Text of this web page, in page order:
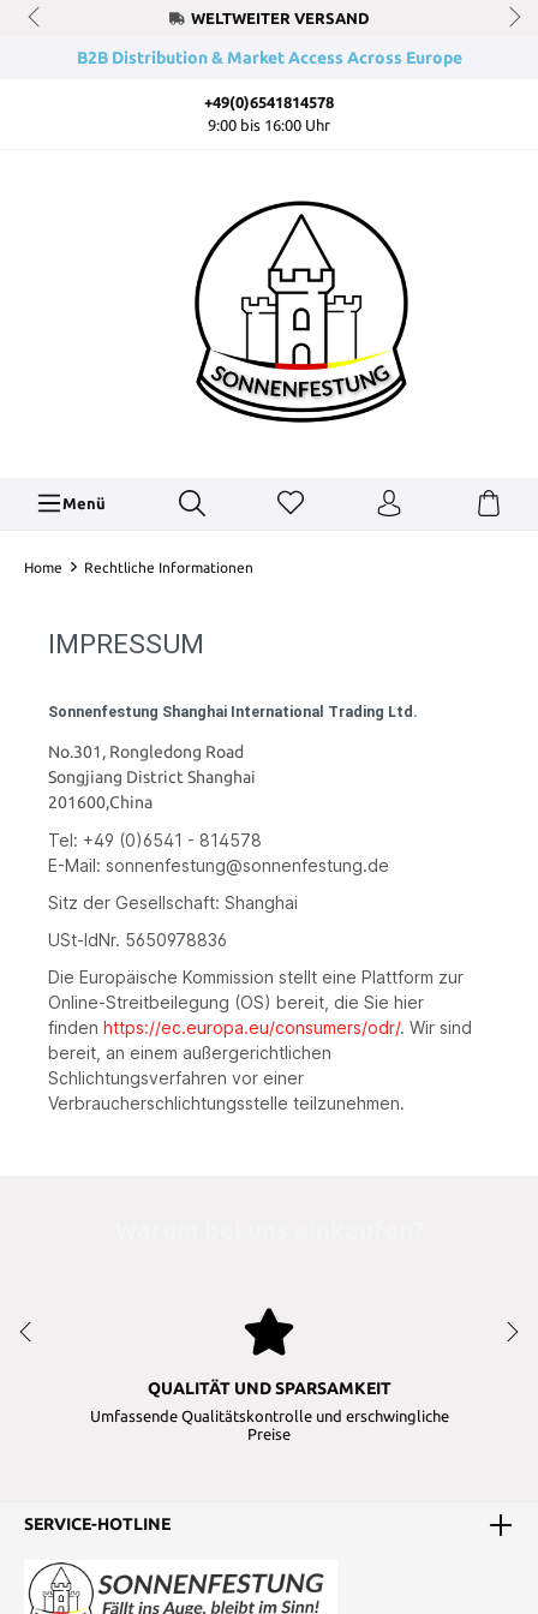
WELTWEITER VERSAND
B2B Distribution & Market Access Across Europe
+49(0)6541814578
9:00 bis 16:00 Uhr
Menü
Home Rechtliche Informationen
IMPRESSUM
Sonnenfestung Shanghai International Trading Ltd.
No.301, Rongledong Road
Songjiang District Shanghai
201600,China
Tel: +49 (0)6541 - 814578
E-Mail: sonnenfestung@sonnenfestung.de
Sitz der Gesellschaft: Shanghai
USt-IdNr. 5650978836
Die Europäische Kommission stellt eine Plattform zur
Online-Streitbeilegung (OS) bereit, die Sie hier
finden https://ec.europa.eu/consumers/odr/. Wir sind
bereit, an einem außergerichtlichen
Schlichtungsverfahren vor einer
Verbraucherschlichtungsstelle teilzunehmen.
QUALITÄT UND SPARSAMKEIT
Umfassende Qualitätskontrolle und erschwingliche
Preise
SERVICE-HOTLINE